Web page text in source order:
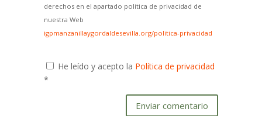
derechos en el apartado política de privacidad de
nuestra Web
igpmanzanillaygordaldesevilla.org/politica-privacidad
He leído y acepto la Política de privacidad
*
Enviar comentario